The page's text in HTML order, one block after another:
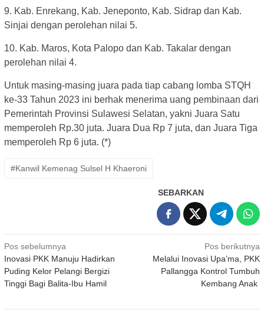
9. Kab. Enrekang, Kab. Jeneponto, Kab. Sidrap dan Kab.
Sinjai dengan perolehan nilai 5.
10. Kab. Maros, Kota Palopo dan Kab. Takalar dengan
perolehan nilai 4.
Untuk masing-masing juara pada tiap cabang lomba STQH
ke-33 Tahun 2023 ini berhak menerima uang pembinaan dari
Pemerintah Provinsi Sulawesi Selatan, yakni Juara Satu
memperoleh Rp.30 juta. Juara Dua Rp 7 juta, dan Juara Tiga
memperoleh Rp 6 juta. (*)
#Kanwil Kemenag Sulsel H Khaeroni
SEBARKAN
Navigasi
pos
Pos sebelumnya
Inovasi PKK Manuju Hadirkan
Puding Kelor Pelangi Bergizi
Tinggi Bagi Balita-Ibu Hamil
Pos berikutnya
Melalui Inovasi Upa’ma, PKK
Pallangga Kontrol Tumbuh
Kembang Anak